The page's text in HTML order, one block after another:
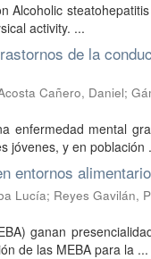
activity. ...
de la
Cañero, Daniel;
enfermedad mental
jóvenes, y en población
entornos
Lucía; Reyes Gavilán,
ganan
de las MEBA para la ...